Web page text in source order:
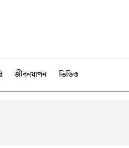
জীবনযাপন ভিডিও